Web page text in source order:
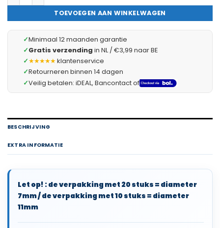
TOEVOEGEN AAN WINKELWAGEN
✓Minimaal 12 maanden garantie
✓Gratis verzending in NL / €3,99 naar BE
✓★★★★★klantenservice
✓Retourneren binnen 14 dagen
✓Veilig betalen: iDEAL, Bancontact of
BESCHRIJVING
EXTRA INFORMATIE
Let op! : de verpakking met 20 stuks = diameter
7mm / de verpakking met 10 stuks = diameter
11mm